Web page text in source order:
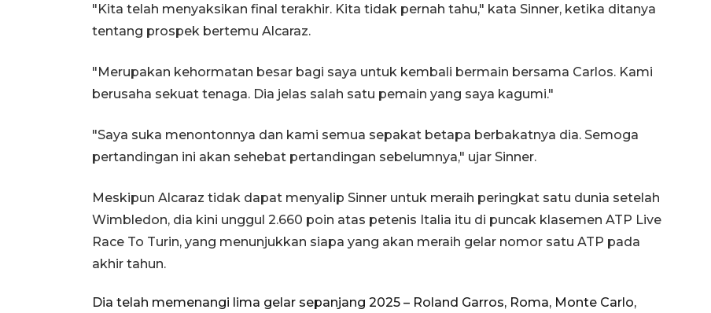
"Kita telah menyaksikan final terakhir. Kita tidak pernah tahu," kata Sinner, ketika ditanya
tentang prospek bertemu Alcaraz.
"Merupakan kehormatan besar bagi saya untuk kembali bermain bersama Carlos. Kami
berusaha sekuat tenaga. Dia jelas salah satu pemain yang saya kagumi."
"Saya suka menontonnya dan kami semua sepakat betapa berbakatnya dia. Semoga
pertandingan ini akan sehebat pertandingan sebelumnya," ujar Sinner.
Meskipun Alcaraz tidak dapat menyalip Sinner untuk meraih peringkat satu dunia setelah
Wimbledon, dia kini unggul 2.660 poin atas petenis Italia itu di puncak klasemen ATP Live
Race To Turin, yang menunjukkan siapa yang akan meraih gelar nomor satu ATP pada
akhir tahun.
Dia telah memenangi lima gelar sepanjang 2025 – Roland Garros, Roma, Monte Carlo,